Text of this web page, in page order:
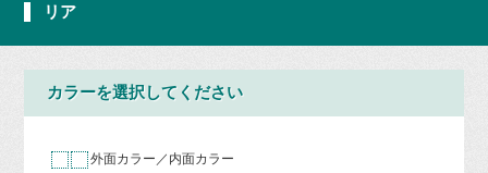
リア
カラーを選択してください
外面カラー／内面カラー